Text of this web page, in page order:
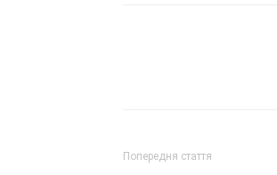
Попередня стаття